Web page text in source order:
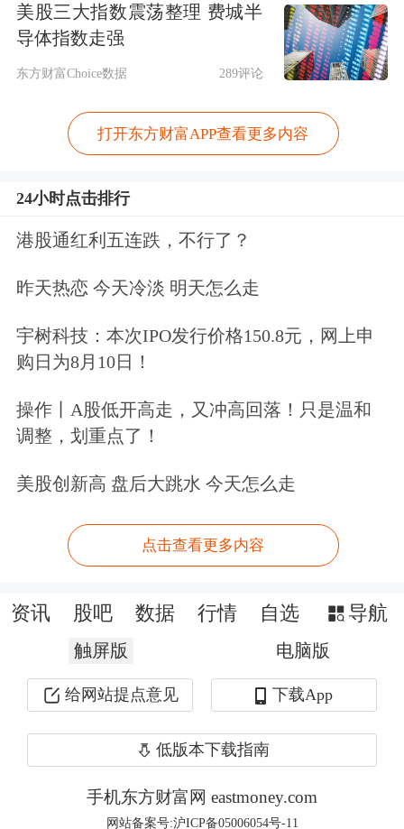
今年是我国开启“十四五”新征程的一
年。“十四五”规划把增强保险保障能
力、促进养老体系发展，提到了更加重
要的位置上。作为从业者，顺应时代主
旋律，贯彻党和国家要求，我们责无旁
贷。今天，我讲三句话：回顾历史、重
第一句话，回顾历史。平安寿险从无到
有、从小到大，27年风雨兼程，历经了
3大发展阶段。
第一次，我们称之为“本土化”阶段。
年从零起步，面对寿险复杂的产品、营
是“门外汉”。最便捷有效的方法，就是
引进国际上的成熟模式。现代寿险是舶
来品，18世纪诞生在英国，19世纪末被
曾是英国殖民地，在文化和语言上较接
近西方，其寿险业直接沿袭了欧美模
美股三大指数震荡整理 费城半
导体指数走强
东方财富Choice数据 289评论
打开东方财富APP查看更多内容
24小时点击排行
港股通红利五连跌，不行了？
昨天热恋 今天冷淡 明天怎么走
宇树科技：本次IPO发行价格150.8元，网上申
购日为8月10日！
操作丨A股低开高走，又冲高回落！只是温和
调整，划重点了！
美股创新高 盘后大跳水 今天怎么走
点击查看更多内容
资讯 股吧 数据 行情 自选 导航
触屏版 电脑版
给网站提点意见 下载App
低版本下载指南
手机东方财富网 eastmoney.com
网站备案号:沪ICP备05006054号-11